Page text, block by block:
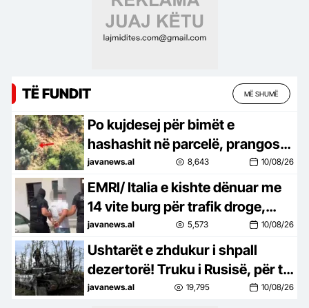
TË FUNDIT MË SHUMË
Po kujdesej për bimët e
hashashit në parcelë, prangoset
në flagrancë 62-vjeçari në
Krujë!
javanews.al 8,643 10/08/26
EMRI/ Italia e kishte dënuar me
14 vite burg për trafik droge,
arrestohet në Durrës 43-vjeçari
me dy identitete! Do
ekstradohet
javanews.al 5,573 10/08/26
Ushtarët e zhdukur i shpall
dezertorë! Truku i Rusisë, për të
kursyer para –
javanews.al 19,795 10/08/26